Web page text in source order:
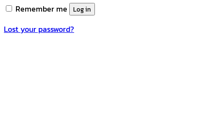
Remember me
Log in
Lost your password?